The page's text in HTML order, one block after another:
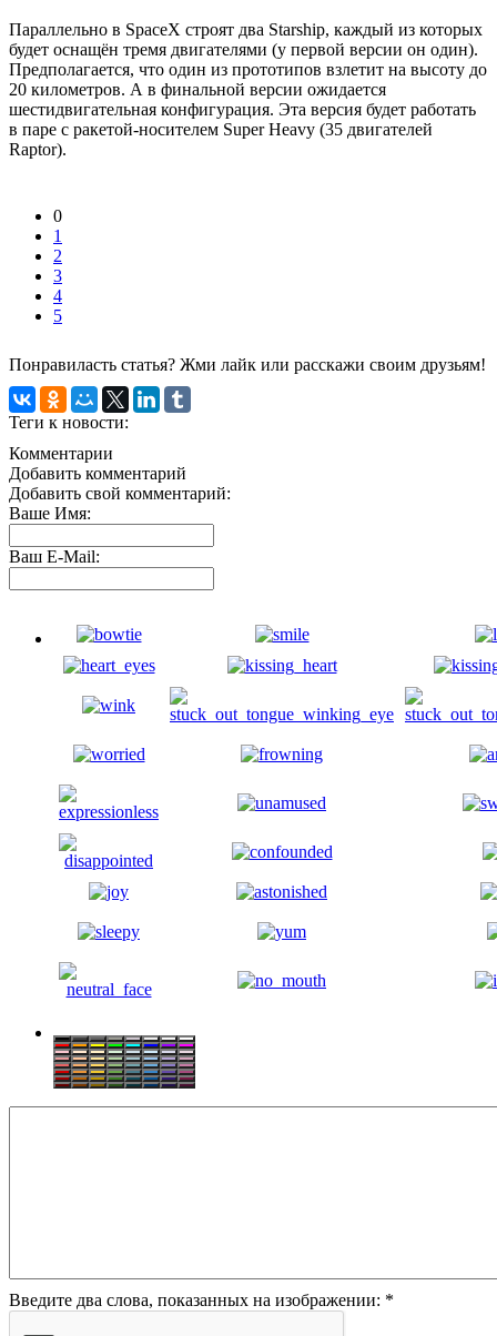
Параллельно в SpaceX строят два Starship, каждый из которых
будет оснащён тремя двигателями (у первой версии он один).
Предполагается, что один из прототипов взлетит на высоту до
20 километров. А в финальной версии ожидается
шестидвигательная конфигурация. Эта версия будет работать
в паре с ракетой-носителем Super Heavy (35 двигателей
Raptor).
0
1
2
3
4
5
Понравиласть статья? Жми лайк или расскажи своим друзьям!
Теги к новости:
Комментарии
Добавить комментарий
Добавить свой комментарий:
Ваше Имя:
Ваш E-Mail:
Введите два слова, показанных на изображении: *